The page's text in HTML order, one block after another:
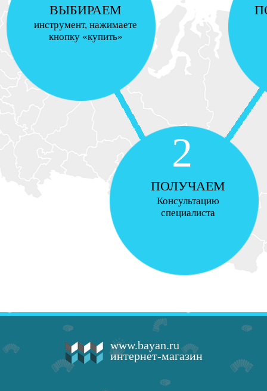
ВЫБИРАЕМ
инструмент, нажимаете
кнопку «купить»
2
ПОЛУЧАЕМ
Консультацию
специалиста
www.bayan.ru
интернет-магазин